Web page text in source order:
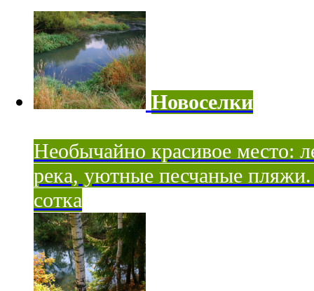
Новоселки
Необычайно красивое место:
река, уютные песчаные
сотка